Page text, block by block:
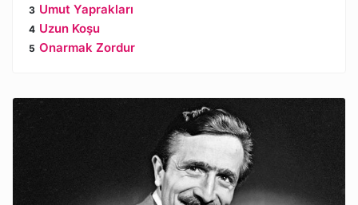
Umut Yaprakları
Uzun Koşu
Onarmak Zordur